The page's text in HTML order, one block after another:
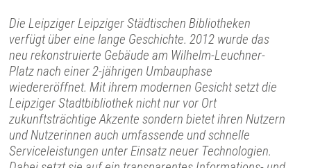
Die Leipziger Leipziger Städtischen Bibliotheken
verfügt über eine lange Geschichte. 2012 wurde das
neu rekonstruierte Gebäude am Wilhelm-Leuchner-
Platz nach einer 2-jährigen Umbauphase
wiedereröffnet. Mit ihrem modernen Gesicht setzt die
Leipziger Stadtbibliothek nicht nur vor Ort
zukunftsträchtige Akzente sondern bietet ihren Nutzern
und Nutzerinnen auch umfassende und schnelle
Serviceleistungen unter Einsatz neuer Technologien.